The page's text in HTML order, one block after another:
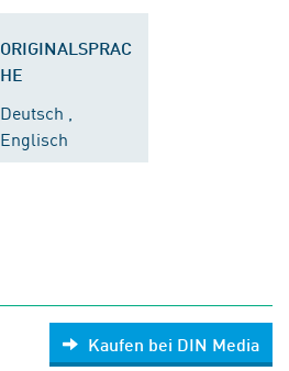
ORIGINALSPRAC
HE
Deutsch ,
Englisch
Kaufen bei DIN Media